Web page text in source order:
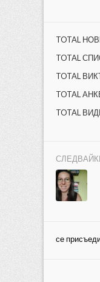
TOTAL
TOTAL
TOTAL
TOTAL
TOTAL
се